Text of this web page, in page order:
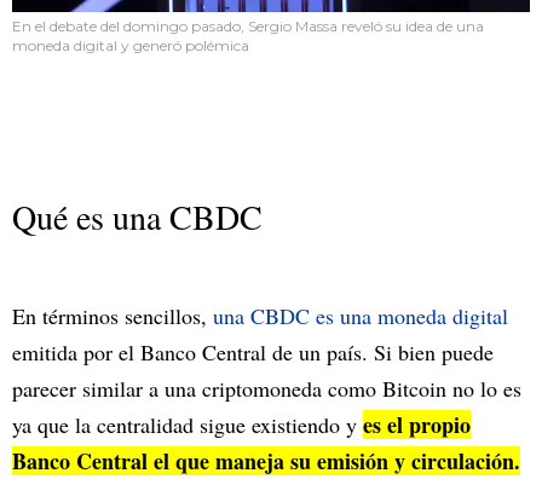
En el debate del domingo pasado, Sergio Massa reveló su idea de una
moneda digital y generó polémica
Qué es una CBDC
En términos sencillos, una CBDC es una moneda digital
emitida por el Banco Central de un país. Si bien puede
parecer similar a una criptomoneda como Bitcoin no lo es
ya que la centralidad sigue existiendo y es el propio
Banco Central el que maneja su emisión y circulación.